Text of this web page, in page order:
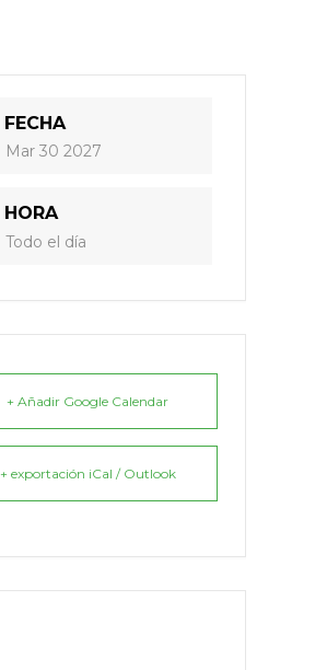
FECHA
Mar 30 2027
HORA
Todo el día
+ Añadir Google Calendar
+ exportación iCal / Outlook